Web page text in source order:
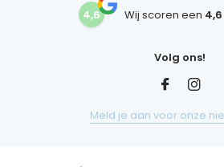
4,6 Wij scoren een 4,6
Volg ons!
Meld je aan voor onze